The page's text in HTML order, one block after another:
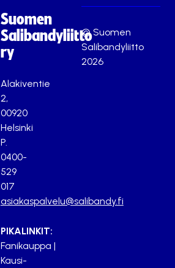
Suomen
Salibandyliitto
ry
Alakiventie
2,
00920
Helsinki
P.
0400-
529
017
asiakaspalvelu@salibandy.fi
PIKALINKIT:
Fanikauppa |
Kausi-
© Suomen
Salibandyliitto
2026